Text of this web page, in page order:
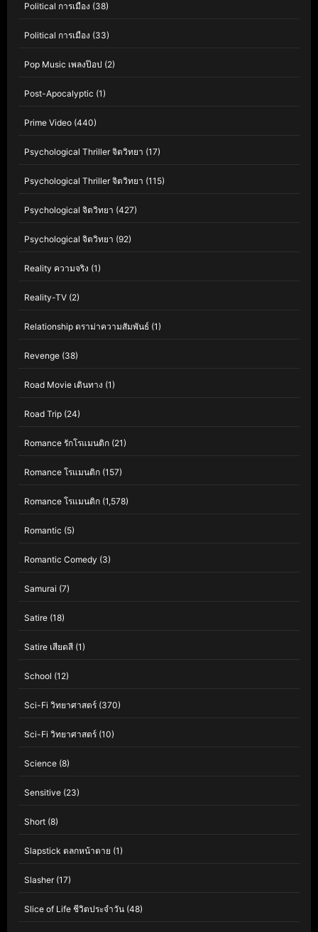
Political การเมือง (38)
Political การเมือง (33)
Pop Music เพลงป๊อป (2)
Post-Apocalyptic (1)
Prime Video (440)
Psychological Thriller จิตวิทยา (17)
Psychological Thriller จิตวิทยา (115)
Psychological จิตวิทยา (427)
Psychological จิตวิทยา (92)
Reality ความจริง (1)
Reality-TV (2)
Relationship ดราม่าความสัมพันธ์ (1)
Revenge (38)
Road Movie เดินทาง (1)
Road Trip (24)
Romance รักโรแมนติก (21)
Romance โรแมนติก (157)
Romance โรแมนติก (1,578)
Romantic (5)
Romantic Comedy (3)
Samurai (7)
Satire (18)
Satire เสียดสี (1)
School (12)
Sci-Fi วิทยาศาสตร์ (370)
Sci-Fi วิทยาศาสตร์ (10)
Science (8)
Sensitive (23)
Short (8)
Slapstick ตลกหน้าตาย (1)
Slasher(17)
Slice of Life ชีวิตประจำวัน (48)